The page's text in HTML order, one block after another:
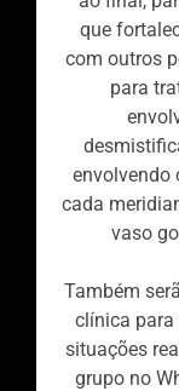
que
com outros
para
envolvendo
cada
vaso
Também
clínica para
situações
grupo no